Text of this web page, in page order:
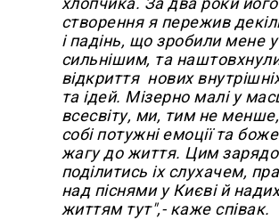
створення я пережив
і падінь, що зробили мене
сильнішим, та
відкриття нових
та ідей. Мізерно малі у
всесвіту, ми, тим не
собі потужні емоції та
жагу до життя. Цим
поділитись іх слухачем,
над піснями у Києві й
життям тут",- каже співак.